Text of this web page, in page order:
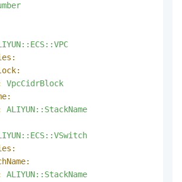
VpcCidrBlock
ALIYUN::StackName
ALIYUN::StackName